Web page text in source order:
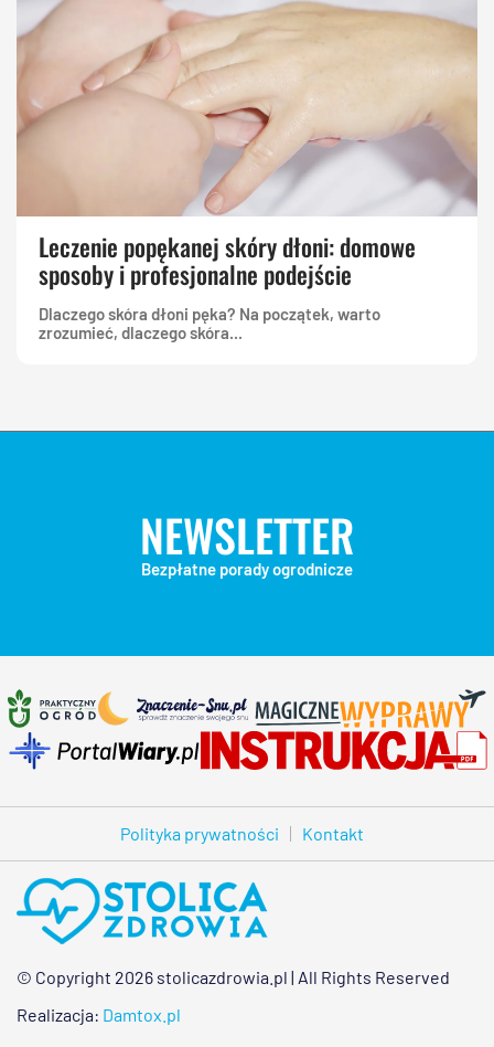
Leczenie popękanej skóry dłoni: domowe
sposoby i profesjonalne podejście
Dlaczego skóra dłoni pęka? Na początek, warto
zrozumieć, dlaczego skóra...
NEWSLETTER
Bezpłatne porady ogrodnicze
Polityka prywatności Kontakt
© Copyright 2026 stolicazdrowia.pl | All Rights Reserved
Realizacja: Damtox.pl